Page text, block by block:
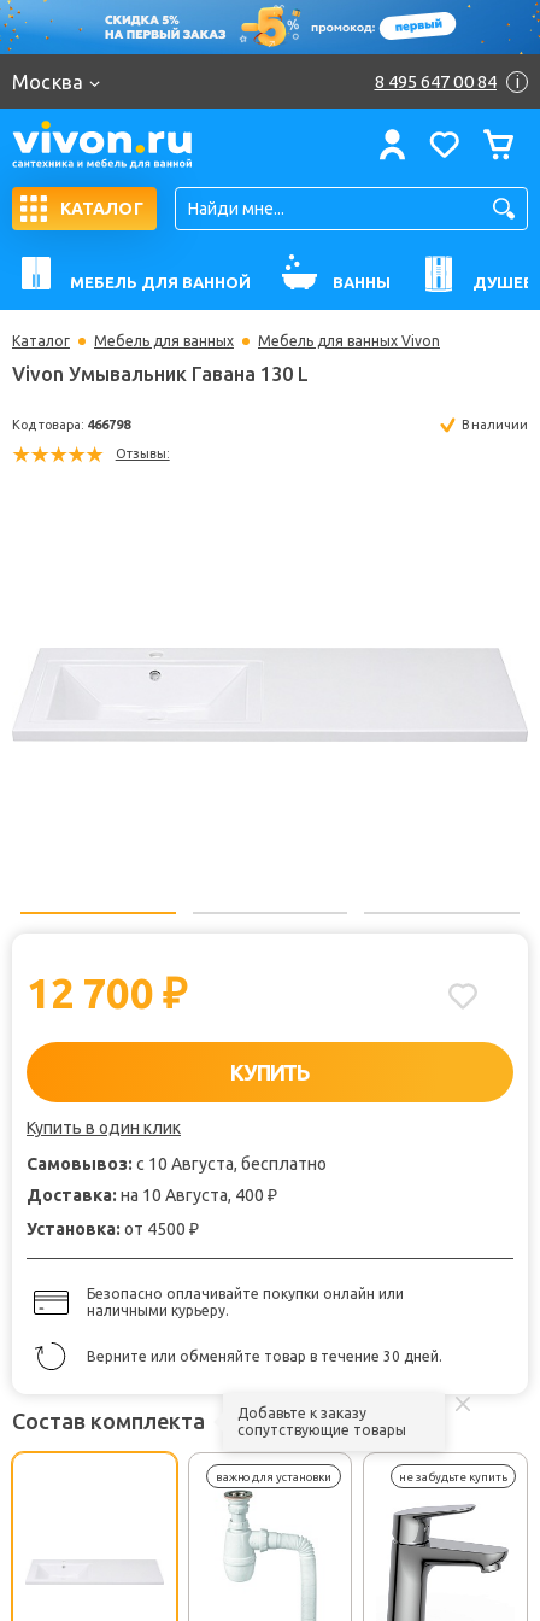
Москва 8 495 647 00 84 i
КАТАЛОГ
МЕБЕЛЬ ДЛЯ ВАННОЙ ВАННЫ
Каталог Мебель для ванных Мебель для ванных Vivon
12 700 ₽
КУПИТЬ
Купить в один клик
Самовывоз: с 10 Августа, бесплатно
Доставка: на 10 Августа, 400 ₽
Установка: от 4500 ₽
Безопасно оплачивайте покупки онлайн или
наличными курьеру.
Верните или обменяйте товар в течение 30 дней.
Vivon Умывальник Гавана 130 L
Состав комплекта
Добавьте к заказу
сопутствующие товары